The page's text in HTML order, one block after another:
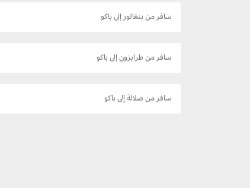
سافر من بنغالور إلى باكو
سافر من طرابزون إلى باكو
سافر من صلالة إلى باكو